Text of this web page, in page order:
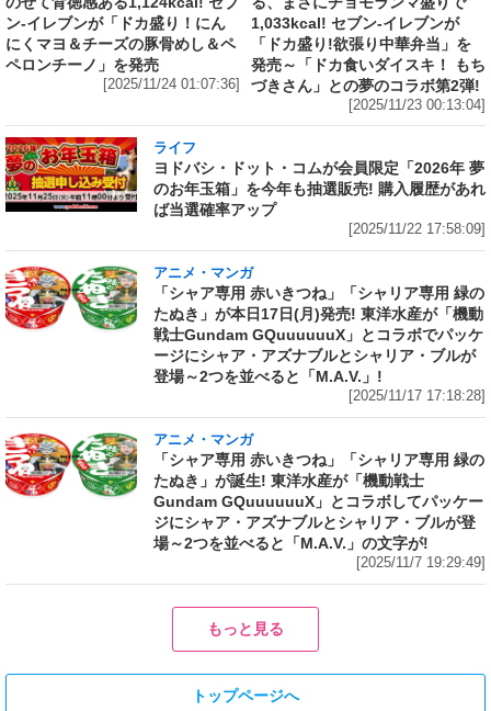
ン‐イレブンが「ドカ盛り！にん
にくマヨ＆チーズの豚骨めし＆ペ
ペロンチーノ」を発売
[2025/11/24 01:07:36]
1,033kcal! セブン‐イレブンが
「ドカ盛り!欲張り中華弁当」を
発売～「ドカ食いダイスキ！ もち
づきさん」との夢のコラボ第2弾!
[2025/11/23 00:13:04]
ライフ
ヨドバシ・ドット・コムが会員限定「2026年 夢
のお年玉箱」を今年も抽選販売! 購入履歴があれ
ば当選確率アップ
[2025/11/22 17:58:09]
アニメ・マンガ
「シャア専用 赤いきつね」「シャリア専用 緑の
たぬき」が本日17日(月)発売! 東洋水産が「機動
戦士Gundam GQuuuuuuX」とコラボでパッケ
ージにシャア・アズナブルとシャリア・ブルが
登場～2つを並べると「M.A.V.」!
[2025/11/17 17:18:28]
アニメ・マンガ
「シャア専用 赤いきつね」「シャリア専用 緑の
たぬき」が誕生! 東洋水産が「機動戦士
Gundam GQuuuuuuX」とコラボしてパッケー
ジにシャア・アズナブルとシャリア・ブルが登
場～2つを並べると「M.A.V.」の文字が!
[2025/11/7 19:29:49]
もっと見る
トップページへ